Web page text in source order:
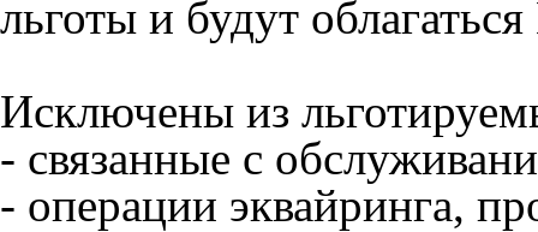
льготы и будут
Исключены из
- связанные с
- операции эквайринга,